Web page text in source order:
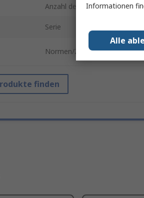
Anzahl der Kontakte 2
Serie
Normen/Zulassungen
finden
Informationen
Alle